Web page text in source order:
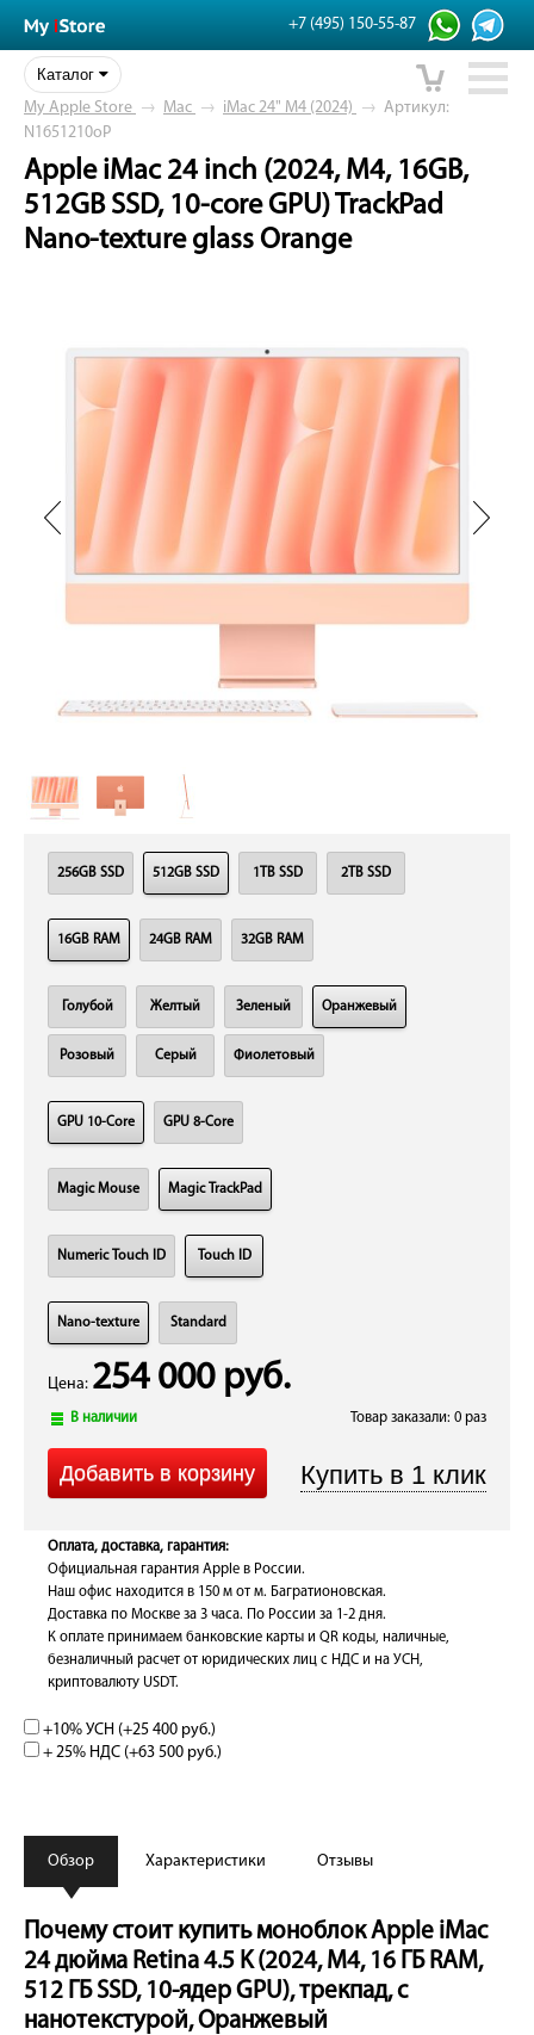
+7 (495) 150-55-87
Каталог
My Apple Store → Mac → iMac 24" M4 (2024) → Артикул:
N1651210oP
Apple iMac 24 inch (2024, M4, 16GB,
512GB SSD, 10-core GPU) TrackPad
Nano-texture glass Orange
256GB SSD 512GB SSD 1TB SSD 2TB SSD
16GB RAM 24GB RAM 32GB RAM
Голубой Желтый Зеленый Оранжевый
Розовый Серый Фиолетовый
GPU 10-Core GPU 8-Core
Magic Mouse Magic TrackPad
Numeric Touch ID Touch ID
Nano-texture Standard
Цена: 254 000 руб.
В наличии Товар заказали: 0 раз
Оплата, доставка, гарантия:
Официальная гарантия Apple в России.
Наш офис находится в 150 м от м. Багратионовская.
Доставка по Москве за 3 часа. По России за 1-2 дня.
К оплате принимаем банковские карты и QR коды, наличные,
безналичный расчет от юридических лиц с НДС и на УСН,
криптовалюту USDT.
+10% УСН (+25 400 руб.)
+ 25% НДС (+63 500 руб.)
Обзор Характеристики Отзывы
Почему стоит купить моноблок Apple iMac
24 дюйма Retina 4.5 K (2024, M4, 16 ГБ RAM,
512 ГБ SSD, 10-ядер GPU), трекпад, с
нанотекстурой, Оранжевый